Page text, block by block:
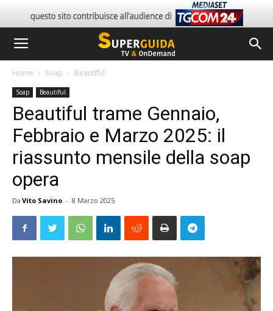
Home Soap Beautiful
Soap Beautiful
Beautiful trame Gennaio,
Febbraio e Marzo 2025: il
riassunto mensile della soap
opera
Da Vito Savino - 8 Marzo 2025